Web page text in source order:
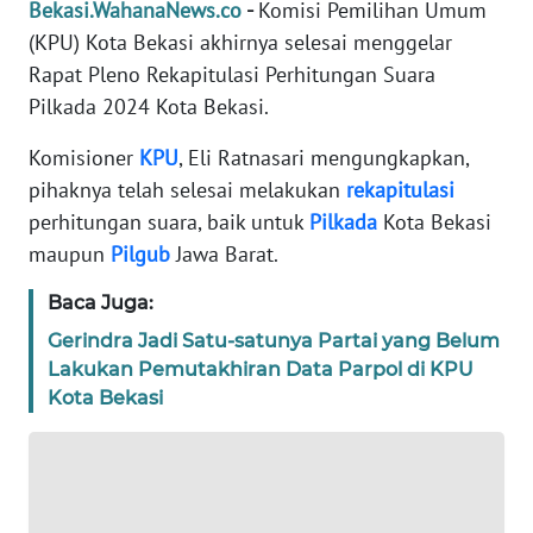
Bekasi.WahanaNews.co -Komisi Pemilihan Umum
(KPU) Kota Bekasi akhirnya selesai menggelar
Rapat Pleno Rekapitulasi Perhitungan Suara
Pilkada 2024 Kota Bekasi.
Komisioner KPU, Eli Ratnasari mengungkapkan,
pihaknya telah selesai melakukan rekapitulasi
perhitungan suara, baik untuk Pilkada Kota Bekasi
maupun PilgubJawa Barat.
Baca Juga:
Gerindra Jadi Satu-satunya Partai yang Belum
Lakukan Pemutakhiran Data Parpol di KPU
Kota Bekasi
REDAKSI
KARIR
DISCLAIMER
Wahana
News
Regional
SUMUT
WN
JAKARTA